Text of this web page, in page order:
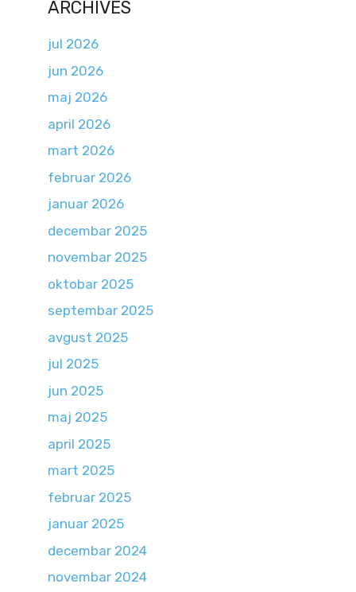
ARCHIVES
jul 2026
jun 2026
maj 2026
april 2026
mart 2026
februar 2026
januar 2026
decembar 2025
novembar 2025
oktobar 2025
septembar 2025
avgust 2025
jul 2025
jun 2025
maj 2025
april 2025
mart 2025
februar 2025
januar 2025
decembar 2024
novembar 2024